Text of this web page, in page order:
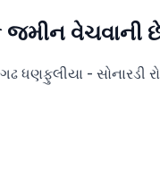
વેચવાની
ધણફુલીયા -